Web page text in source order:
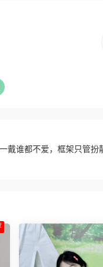
戴谁都不爱，框架只管扮